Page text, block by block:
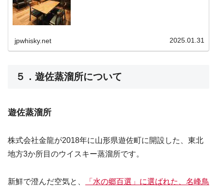
jpwhisky.net 2025.01.31
５．遊佐蒸溜所について
遊佐蒸溜所
株式会社金龍が2018年に山形県遊佐町に開設した、東北
地方3か所目のウイスキー蒸溜所です。
新鮮で澄んだ空気と、
「水の郷百選」に選ばれた、名峰鳥